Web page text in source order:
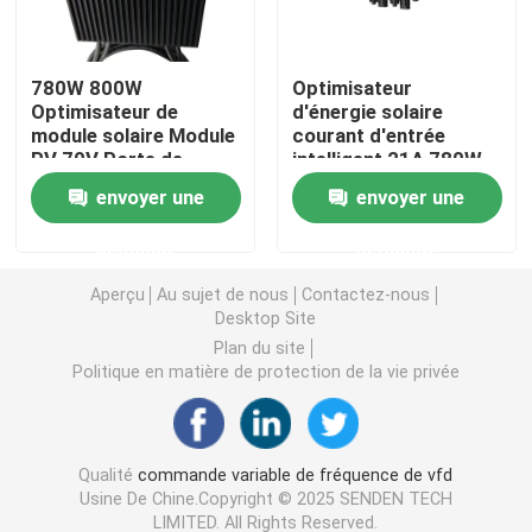
Convertisseur de fréquence variable
Inverseur de fréquence de vecteur
Inverseur de fréquence de VFD
Inverseur d'entraînement de fréquence
Appareil à fréquence variable pour grue
Station de recharge de véhicules électriques à
Optimisateur solaire
780W 800W
Optimisateur de
module solaire Module
PV 70V Porte de
contrôle de tension
maximale Certifié CE
envoyer une
Optimisateur
d'énergie solaire
courant d'entrée
intelligent 21A 780W
Solution ultime du
système solaire
envoyer une
Aperçu Au sujet de nous
Contactez-nous
Desktop Site
Plan du site
Politique en matière de protection de la vie privée
Qualitécommande variable de fréquence de vfd
Usine De Chine.Copyright © 2025 SENDEN TECH
LIMITED. All Rights Reserved.